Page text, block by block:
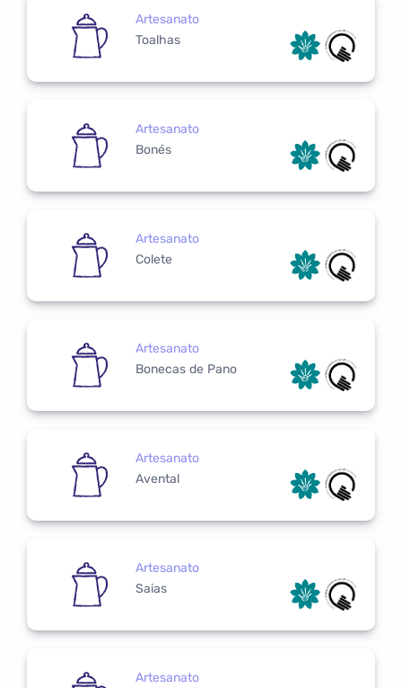
Artesanato
Toalhas
Artesanato
Bonés
Artesanato
Colete
Artesanato
Bonecas de Pano
Artesanato
Avental
Artesanato
Saias
Artesanato